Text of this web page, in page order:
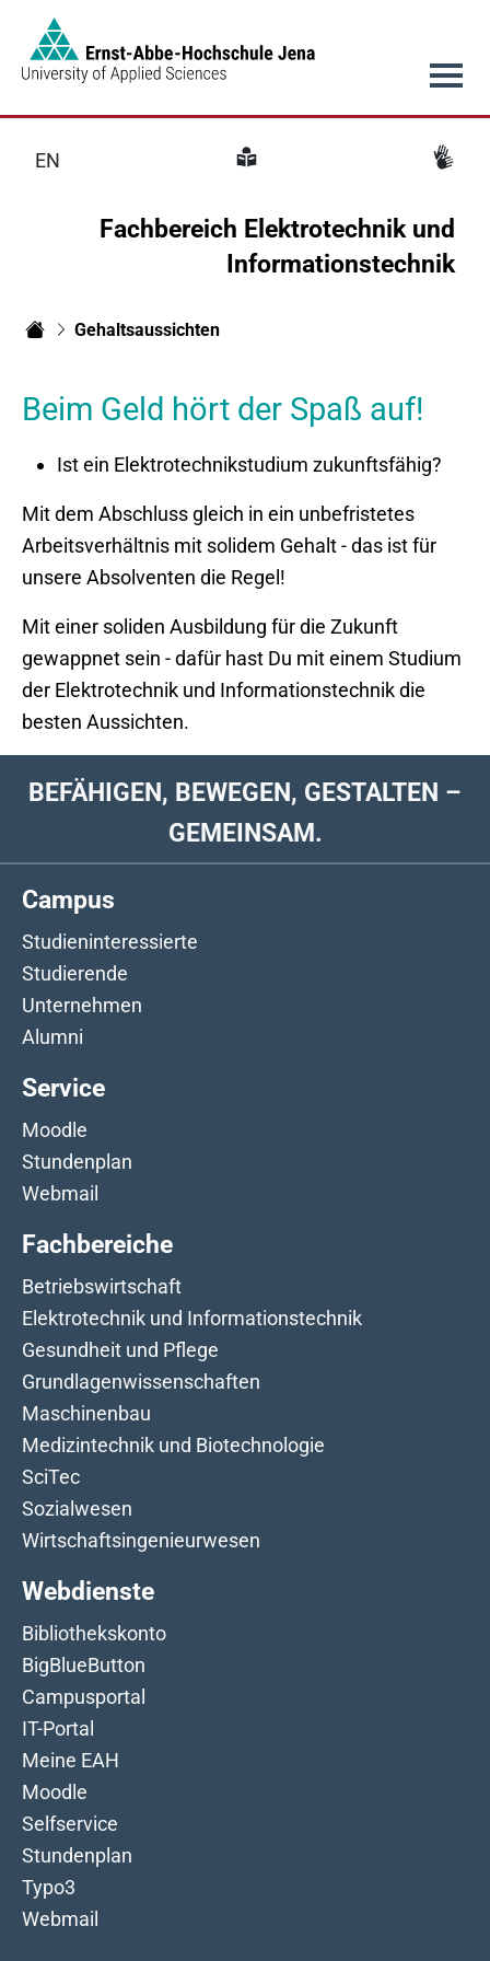
EN
Fachbereich Elektrotechnik und
Informationstechnik
Gehaltsaussichten
Beim Geld hört der Spaß auf!
Ist ein Elektrotechnikstudium zukunftsfähig?
Mit dem Abschluss gleich in ein unbefristetes
Arbeitsverhältnis mit solidem Gehalt - das ist für
unsere Absolventen die Regel!
Mit einer soliden Ausbildung für die Zukunft
gewappnet sein - dafür hast Du mit einem Studium
der Elektrotechnik und Informationstechnik die
besten Aussichten.
BEFÄHIGEN, BEWEGEN, GESTALTEN –
GEMEINSAM.
Campus
Studieninteressierte
Studierende
Unternehmen
Alumni
Service
Moodle
Stundenplan
Webmail
Fachbereiche
Betriebswirtschaft
Elektrotechnik und Informationstechnik
Gesundheit und Pflege
Grundlagenwissenschaften
Maschinenbau
Medizintechnik und Biotechnologie
SciTec
Sozialwesen
Wirtschaftsingenieurwesen
Webdienste
Bibliothekskonto
BigBlueButton
Campusportal
IT-Portal
Meine EAH
Moodle
Selfservice
Stundenplan
Typo3
Webmail